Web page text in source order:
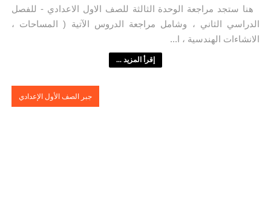
هنا ستجد مراجعة الوحدة الثالثة للصف الاول الاعدادي - للفصل
الدراسي الثاني ، وشامل مراجعة الدروس الآتية ( المساحات ،
الانشاءات الهندسية ، ا...
إقرأ المزيد ...
جبر الصف الأول الإعدادي